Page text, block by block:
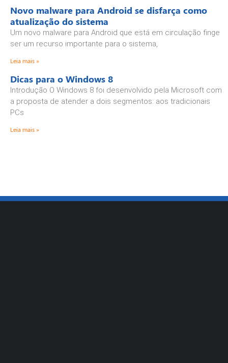
Novo malware para Android se disfarça como
atualização do sistema
Um novo malware para Android que está em circulação finge
ser um recurso importante para o sistema,
Leia mais »
Dicas para o Windows 8
Introdução O Windows 8 foi desenvolvido pela Microsoft com
a proposta de atender a dois segmentos: aos tradicionais
PCs
Leia mais »